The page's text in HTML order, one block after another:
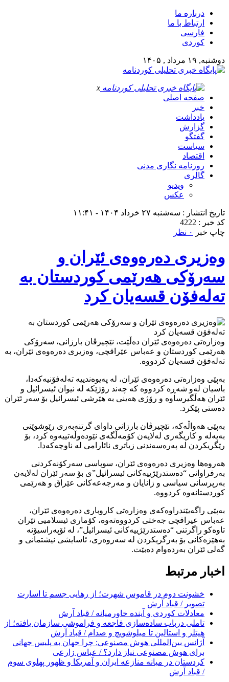
درباره ما
ارتباط با ما
فارسی
کوردی
دوشنبه, ۱۹ مرداد , ۱۴۰۵
x
صفحه اصلی
خبر
یادداشت
گزارش
گفتگو
سیاست
اقتصاد
روزنامه نگاری مدنی
گالری
ویدیو
عکس
تاریخ انتشار : سه‌شنبه ۲۷ خرداد ۱۴۰۴ - ۱۱:۴۱
کد خبر : 4222
چاپ خبر
۰ نظر
وەزیری دەرەوەی ئێران و
سەرۆکی هەرێمی کوردستان بە
تەلەفۆن قسەیان کرد
وەزارەتی دەرەوەی ئێران دەڵێت، نێچیرڤان بارزانی، سەرۆکی
هەرێمی کوردستان و عەباس عێراقچی، وەزیری دەرەوەی ئێران، بە
تەلەفۆن قسەیان کردووە.
بەپێی وەزارەتی دەرەوەی ئێران، لە پەیوەندییە تەلەفۆنیەکەدا،
باسیان لەو شەڕە کردووە کە چەند رۆژێکە لە نیوان ئیسرائیل و
ئێران هەڵگیرساوە و رۆژی هەینی بە هێرشی ئیسرائیل بۆ سەر ئێران
دەستی پێکرد.
بەپێی هەواڵەکە، نێچیرڤان بارزانی داوای گرتنەبەری رێوشوێنی
بەپەلە و کاریگەری لەلایەن کۆمەڵگەی نێودەوڵەتییەوە کرد، بۆ
رێگریکردن لە پەرەسەندنی زیاتری نائارامی لە ناوچەکەدا.
هەروەها وەزیری دەرەوەی ئێران، سوپاسی سەرکۆنەکردنی
بەرفراوانی “دەستدرێژییەکانی ئیسرائیل”ی بۆ سەر ئێران لەلایەن
بەرپرسانی سیاسی و زانایان و مەرجەعەکانی عێراق و هەرێمی
کوردستانەوە کردووە.
بەپێی راگەیێندراوەکەی وەزارەتی کاروباری دەرەوەی ئێران،
عەباس عیراقچی جەختی کردووەتەوە، کۆماری ئیسلامیی ئێران
تاوەکو راگرتنی “دەستدرێژییەکانی ئیسرائیل”، لە ئۆپەراسیۆنە
بەهێزەکانی بۆ بەرگریکردن لە سەروەری، ئاسایشی نیشتمانی و
گەلی ئێران بەردەوام دەبێت.
اخبار مرتبط
خشونت دوم در قاموس شهرت؛ از رهایی جسم تا اسارت
تصویر / قباد آرش
معادلات کوردی و آینده خاورمیانه / قباد آرش
تاملی درباب سادەسازی فاجعە و فراموشی سازمان یافتە؛ از
هیتلر و استالین تا میلوشویچ و صدام / قباد آرش
آژانس بین‌المللی هوش مصنوعی: چرا جهان به پلیس جهانی
برای هوش مصنوعی نیاز دارد؟ / عباس زارعی
کردستان در میانه منازعە ایران و آمریکا و ظهور پهلوی سوم
/ قباد آرش